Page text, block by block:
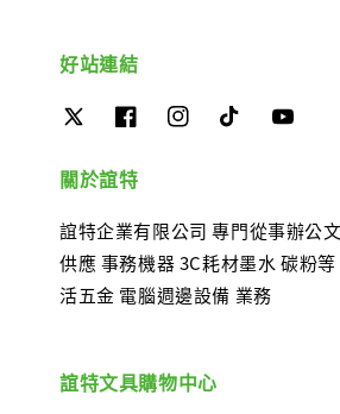
好站連結
關於誼特
誼特企業有限公司 專門從事辦公
供應 事務機器 3C耗材墨水 碳粉
活五金 電腦週邊設備 業務
誼特文具購物中心